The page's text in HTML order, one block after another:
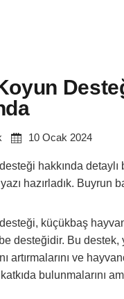
10 Ocak 2024
hakkında
hazırladık. Buyrun
küçükbaş
desteğidir. Bu destek,
artırmalarını ve
bulunmalarını